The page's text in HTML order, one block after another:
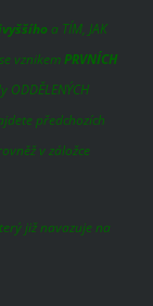
a TÍM, JAK
vznikemPRVNÍCH
ODDĚLENÝCH
předchozích
v záložce
již navazuje na